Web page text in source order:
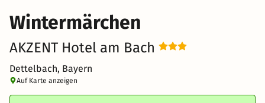
Wintermärchen
AKZENT Hotel am Bach
Dettelbach, Bayern
Auf Karte anzeigen